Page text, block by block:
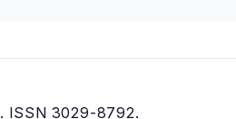
. ISSN 3029-8792.